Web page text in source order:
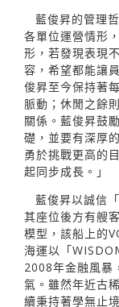
藍俊昇的管理
各單位運營情形
形，若發現表現
容，希望都能讓
俊昇至今保持著
脈動；休閒之餘
關係。藍俊昇鼓
礎，並要有深厚
勇於挑戰更高的
起同步成長。」
藍俊昇以誠信
其座位後方有艘
模型，該船上的
海運以「
2008年金融風暴
氣。雖然年近古
續秉持著學無止